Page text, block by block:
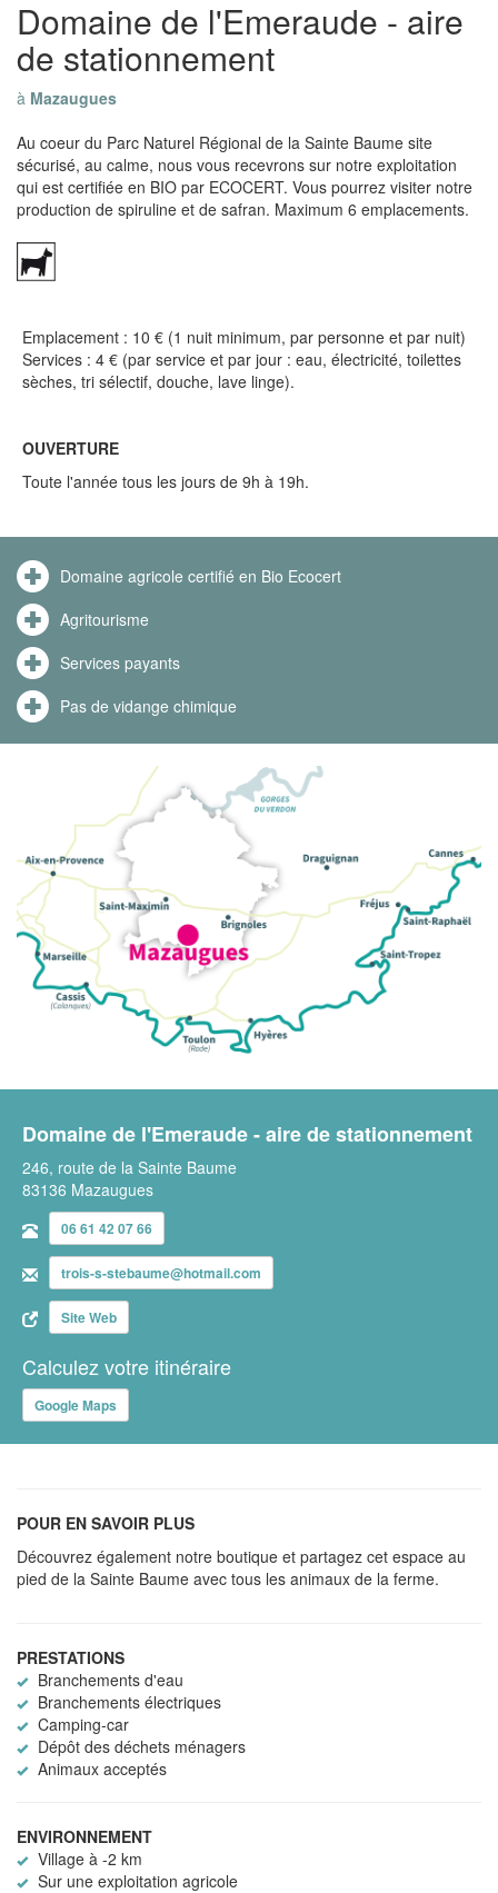
Domaine de l'Emeraude - aire
de stationnement
à Mazaugues
Au coeur du Parc Naturel Régional de la Sainte Baume site
sécurisé, au calme, nous vous recevrons sur notre exploitation
qui est certifiée en BIO par ECOCERT. Vous pourrez visiter notre
production de spiruline et de safran. Maximum 6 emplacements.
Emplacement : 10 € (1 nuit minimum, par personne et par nuit)
Services : 4 € (par service et par jour : eau, électricité, toilettes
sèches, tri sélectif, douche, lave linge).
OUVERTURE
Toute l'année tous les jours de 9h à 19h.
Domaine agricole certifié en Bio Ecocert
Agritourisme
Services payants
Pas de vidange chimique
Domaine de l'Emeraude - aire de stationnement
246, route de la Sainte Baume
83136 Mazaugues
06 61 42 07 66
trois-s-stebaume@hotmail.com
Site Web
Calculez votre itinéraire
Google Maps
POUR EN SAVOIR PLUS
Découvrez également notre boutique et partagez cet espace au
pied de la Sainte Baume avec tous les animaux de la ferme.
PRESTATIONS
Branchements d'eau
Branchements électriques
Camping-car
Dépôt des déchets ménagers
Animaux acceptés
ENVIRONNEMENT
Village à -2 km
Sur une exploitation agricole